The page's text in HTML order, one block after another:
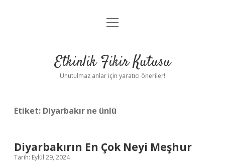
Anasayfa
Yasal Uyarı
menüyü
Etkinlik Fikir Kutusu
Unutulmaz anlar için yaratıcı öneriler!
Etiket: Diyarbakır ne ünlü
Diyarbakırın En Çok Neyi Meşhur
Tarih: Eylül 29, 2024